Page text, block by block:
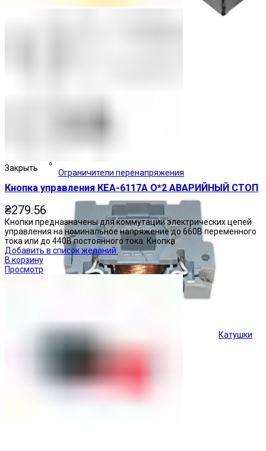
Ограничители перенапряжения
Катушки
Кнопки управления
Закрыть
Кнопка управления КЕА-6117А О*2 АВАРИЙНЫЙ СТОП
₴279.56
Кнопки предназначены для коммутации электрических цепей
управления на номинальное напряжение до 660В переменного
тока или до 440В постоянного тока. Кнопка
Добавить в список желаний
В корзину
Просмотр